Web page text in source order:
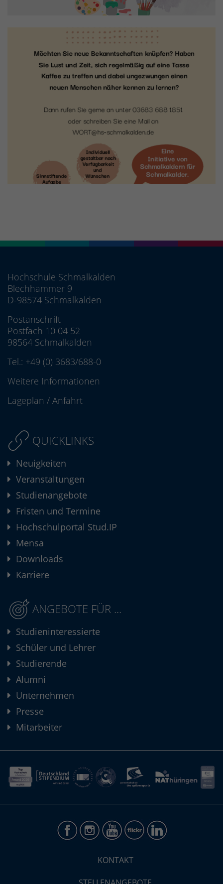
Hochschule Schmalkalden
Blechhammer 9
D-98574 Schmalkalden
Postanschrift
Postfach 10 04 52
98564 Schmalkalden
Tel.: +49 (0) 3683/688-0
Weitere Informationen
Lageplan / Anfahrt
QUICKLINKS
Neuigkeiten
Veranstaltungen
Studienangebote
Fristen und Termine
Hochschulportal Stud.IP
Mensa
Downloads
Karriere
ANGEBOTE FÜR ...
Studieninteressierte
Schüler und Lehrer
Studierende
Alumni
Unternehmen
Presse
Mitarbeiter
KONTAKT